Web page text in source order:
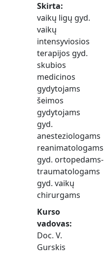
Skirta
vaikų ligų gyd.
vaikų
intensyviosios
terapijos gyd.
skubios
medicinos
gydytojams
šeimos
gydytojams
gyd.
anesteziologams
reanimatologams
gyd. ortopedams-
traumatologams
gyd. vaikų
chirurgams
Kurso
vadovas
Doc. V.
Gurskis